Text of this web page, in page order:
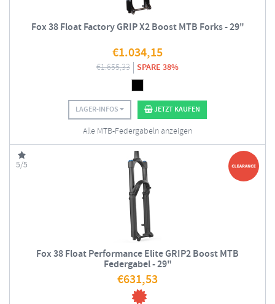
Fox 38 Float Factory GRIP X2 Boost MTB Forks - 29"
€1.034,15
€1.655,33 SPARE 38%
LAGER-INFOS JETZT KAUFEN
Alle MTB-Federgabeln anzeigen
5/5
Fox 38 Float Performance Elite GRIP2 Boost MTB
Federgabel - 29"
€631,53